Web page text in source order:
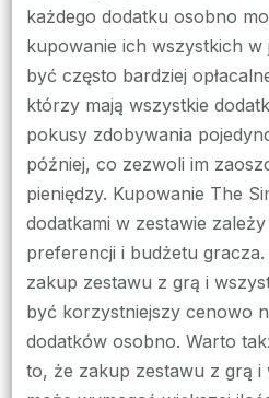
każdego dodatku osobno
kupowanie ich wszystkich w
być często bardziej
którzy mają wszystkie
pokusy zdobywania
później, co zezwoli im
pieniędzy. Kupowanie The
dodatkami w zestawie
preferencji i budżetu
zakup zestawu z grą i
być korzystniejszy cenowo
dodatków osobno. Warto
to, że zakup zestawu z grą i